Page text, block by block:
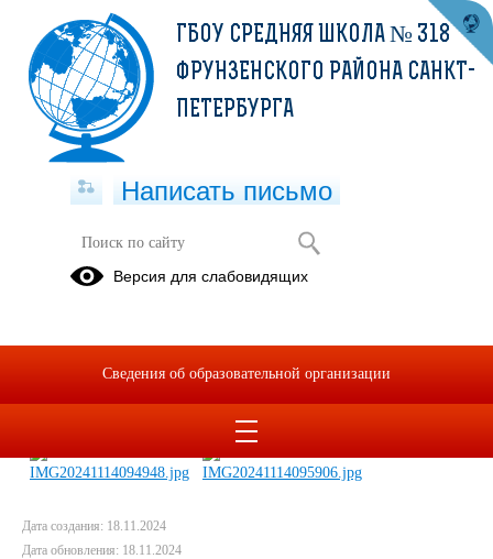
Самый лучший класс "В рамках
недели здорового питания"
Дата создания: 18.11.2024
Дата обновления: 18.11.2024
ГБОУ СРЕДНЯЯ ШКОЛА № 318
ФРУНЗЕНСКОГО РАЙОНА САНКТ-
ПЕТЕРБУРГА
Написать письмо
Версия для слабовидящих
Сведения об образовательной организации